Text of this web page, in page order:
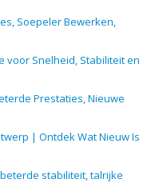
Soepeler Bewerken,
voor Snelheid, Stabiliteit en
Prestaties, Nieuwe
| Ontdek Wat Nieuw Is
stabiliteit, talrijke